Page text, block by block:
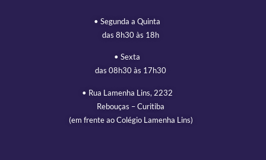
• Segunda a Quinta
das 8h30 às 18h
• Sexta
das 08h30 às 17h30
• Rua Lamenha Lins, 2232
Rebouças – Curitiba
(em frente ao Colégio Lamenha Lins)